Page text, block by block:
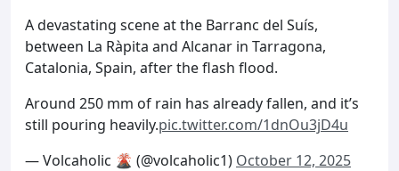
A devastating scene at the Barranc del Suís,
between La Ràpita and Alcanar in Tarragona,
Catalonia, Spain, after the flash flood.
Around 250 mm of rain has already fallen, and it’s
still pouring heavily.pic.twitter.com/1dnOu3jD4u
— Volcaholic 🌋 (@volcaholic1) October 12, 2025